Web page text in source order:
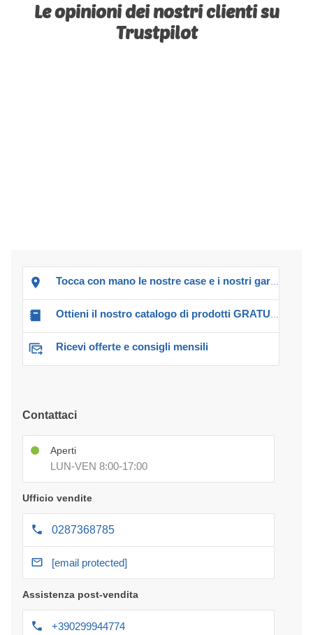
Le opinioni dei nostri clienti su
Trustpilot
Tocca con mano le nostre case e i nostri garage!
Ottieni il nostro catalogo di prodotti GRATUITO!
Ricevi offerte e consigli mensili
Contattaci
Aperti
LUN-VEN 8:00-17:00
Ufficio vendite
0287368785
[email protected]
Assistenza post-vendita
+390299944774